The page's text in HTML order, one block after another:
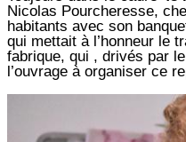
Nicolas Pourcheresse,
habitants avec son
qui mettait à l’honneur le
fabrique, qui , drivés par
l’ouvrage à organiser ce